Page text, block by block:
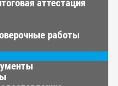
аттестация
работы